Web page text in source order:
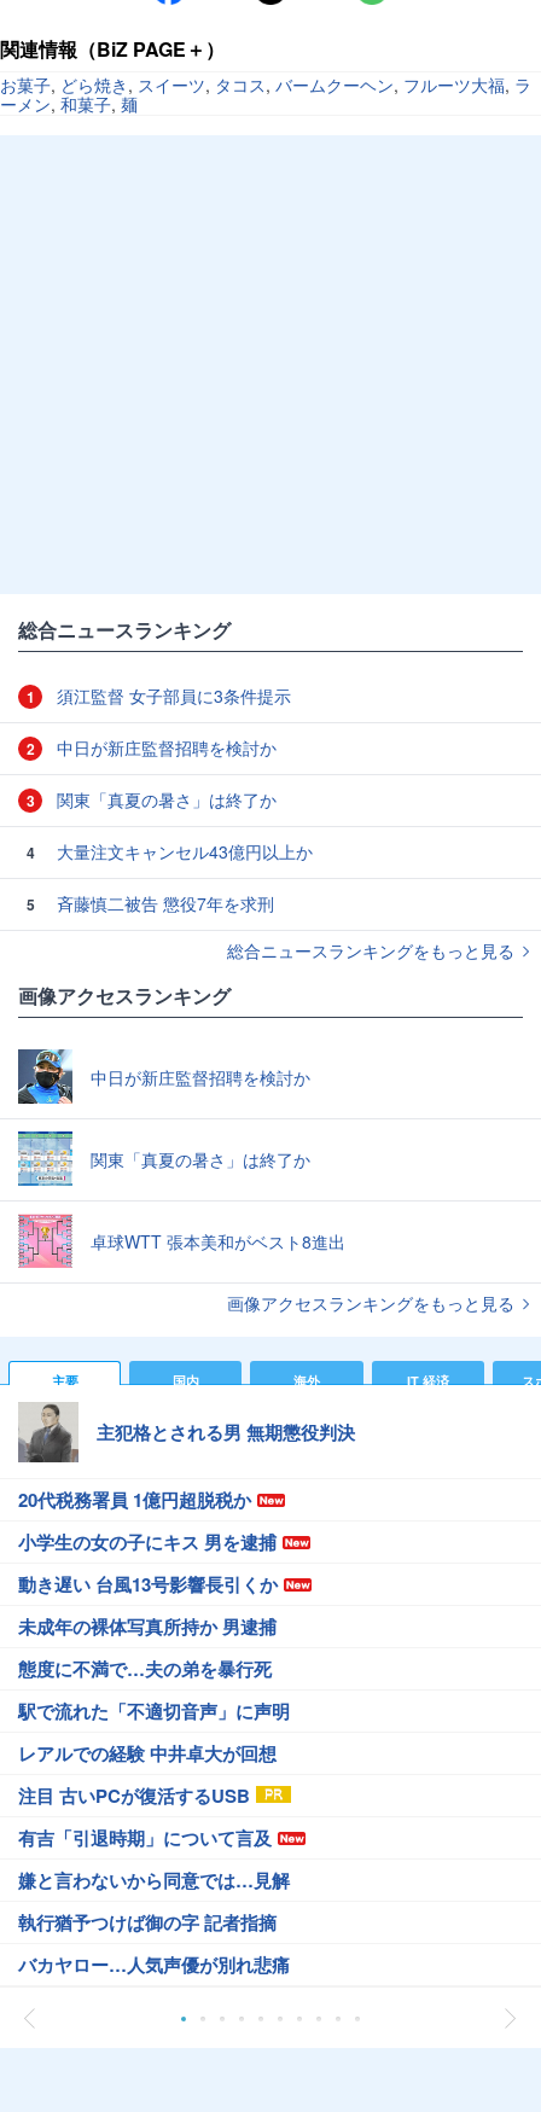
関連情報（BiZ PAGE＋）
お菓子, どら焼き , スイーツ, タコス, バームクーヘン, フルーツ大福, ラ
ーメン, 和菓子,麺
総合ニュースランキング
1 須江監督 女子部員に3条件提示
2 中日が新庄監督招聘を検討か
3 関東「真夏の暑さ」は終了か
4 大量注文キャンセル43億円以上か
5
斉藤慎二被告 懲役7年を求刑
総合ニュースランキングをもっと見る
画像アクセスランキング
中日が新庄監督招聘を検討か
関東「真夏の暑さ」は終了か
卓球WTT 張本美和がベスト8進出
画像アクセスランキングをもっと見る
主要 国内 海外 IT 経済 ス
主犯格とされる男 無期懲役判決
20代税務署員 1億円超脱税か
小学生の女の子にキス 男を逮捕
動き遅い 台風13号影響長引くか
未成年の裸体写真所持か 男逮捕
態度に不満で…夫の弟を暴行死
駅で流れた「不適切音声」に声明
レアルでの経験 中井卓大が回想
注目 古いPCが復活するUSB
有吉「引退時期」について言及
嫌と言わないから同意では…見解
執行猶予つけば御の字 記者指摘
バカヤロー…人気声優が別れ悲痛